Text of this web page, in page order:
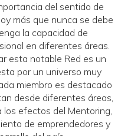
del sentido de
más que nunca se debe
la capacidad de
en diferentes áreas.
esta notable Red es un
por un universo muy
miembro es destacado
desde diferentes áreas,
efectos del Mentoring,
de emprendedores y